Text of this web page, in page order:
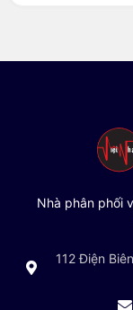
Nhà phân phối
112 Điện